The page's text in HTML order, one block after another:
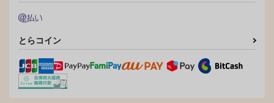
とらコイン